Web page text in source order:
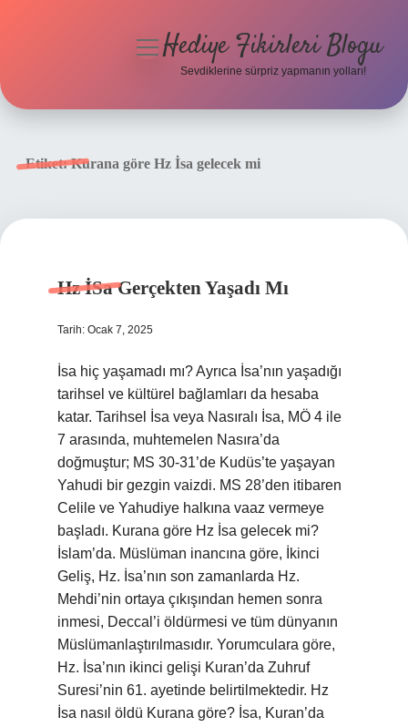
menüyüHediye Fikirleri Blogu
Sevdiklerine sürpriz yapmanın yolları!
Etiket:Kurana göre Hz İsa gelecek mi
Hz İSa Gerçekten Yaşadı Mı
Tarih: Ocak 7, 2025
İsa hiç yaşamadı mı? Ayrıca İsa’nın yaşadığı
tarihsel ve kültürel bağlamları da hesaba
katar. Tarihsel İsa veya Nasıralı İsa, MÖ 4 ile
7 arasında, muhtemelen Nasıra’da
doğmuştur; MS 30-31’de Kudüs’te yaşayan
Yahudi bir gezgin vaizdi. MS 28’den itibaren
Celile ve Yahudiye halkına vaaz vermeye
başladı. Kurana göre Hz İsa gelecek mi?
İslam’da. Müslüman inancına göre, İkinci
Geliş, Hz. İsa’nın son zamanlarda Hz.
Mehdi’nin ortaya çıkışından hemen sonra
inmesi, Deccal’i öldürmesi ve tüm dünyanın
Müslümanlaştırılmasıdır. Yorumculara göre,
Hz. İsa’nın ikinci gelişi Kuran’da Zuhruf
Suresi’nin 61. ayetinde belirtilmektedir. Hz
İsa nasıl öldü Kurana göre? İsa, Kuran’da